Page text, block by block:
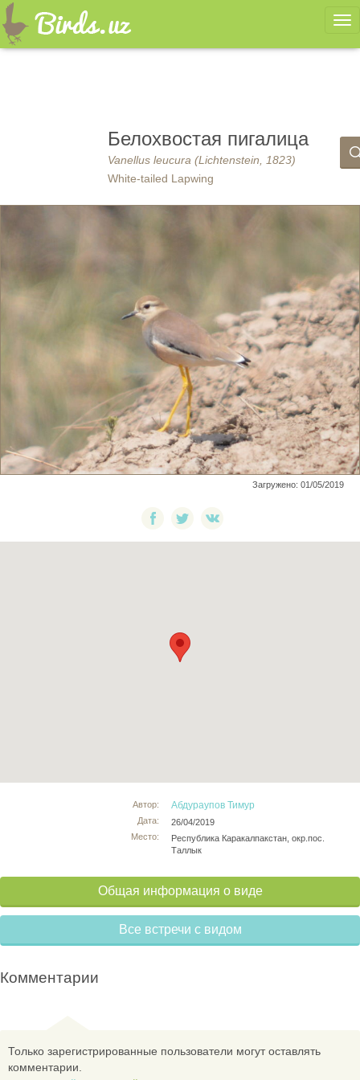
Белохвостая пигалица
Vanellus leucura (Lichtenstein, 1823)
White-tailed Lapwing
Загружено: 01/05/2019
Автор:
Дата:
Место:
Абдураупов Тимур
26/04/2019
Республика Каракалпакстан, окр.пос.
Таллык
Общая информация о виде
Все встречи с видом
Комментарии
Только зарегистрированные пользователи могут оставлять
комментарии.